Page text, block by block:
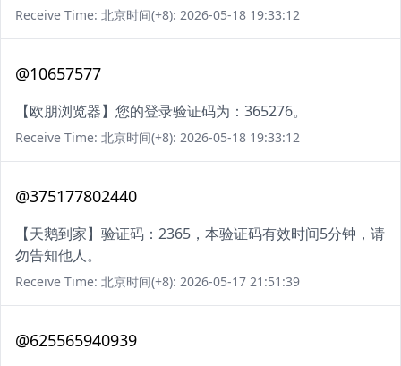
Receive Time: 北京时间(+8): 2026-05-18 19:33:12
@10657577
【欧朋浏览器】您的登录验证码为：365276。
Receive Time: 北京时间(+8): 2026-05-18 19:33:12
@375177802440
【天鹅到家】验证码：2365，本验证码有效时间5分钟，请
勿告知他人。
Receive Time: 北京时间(+8): 2026-05-17 21:51:39
@625565940939